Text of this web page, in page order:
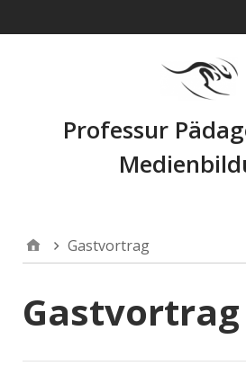
Professur
Gastvortrag
Gastvortrag